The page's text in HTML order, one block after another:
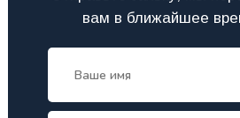
вам в ближайшее